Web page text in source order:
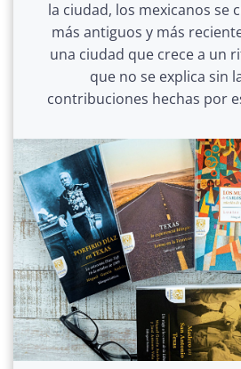
la ciudad, los mexicanos se
más antiguos y más
una ciudad que crece a un
que no se explica sin
contribuciones hechas por